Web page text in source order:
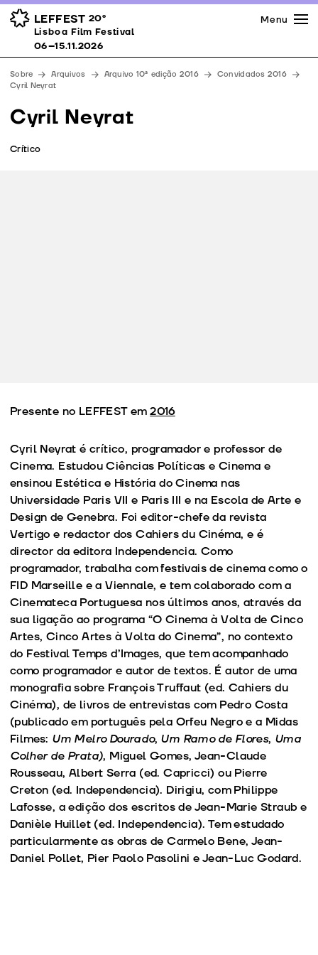
LEFFEST 20º
Lisboa Film Festival 06–15.11.2026
Prémios
Espaços
Apoios
Equipa
Downloads
Contactos
Menu
Lisboa Film Festival
06–15.11.2026
Sobre Arquivos Arquivo 10ª edição 2016
Convidados 2016
Cyril Neyrat
Cyril Neyrat
Crítico
Presente no LEFFEST em2016
Cyril Neyrat é crítico, programador e professor de
Cinema. Estudou Ciências Políticas e Cinema e
ensinou Estética e História do Cinema nas
Universidade Paris VII e Paris III e na Escola de Arte e
Design de Genebra. Foi editor-chefe da revista
Vertigo e redactor dos Cahiers du Cinéma, e é
director da editora Independencia. Como
programador, trabalha com festivais de cinema como o
FID Marseille e a Viennale, e tem colaborado com a
Cinemateca Portuguesa nos últimos anos, através da
sua ligação ao programa “O Cinema à Volta de Cinco
Artes, Cinco Artes à Volta do Cinema”, no contexto
do Festival Temps d’Images, que tem acompanhado
como programador e autor de textos. É autor de uma
monografia sobre François Truffaut (ed. Cahiers du
Cinéma), de livros de entrevistas com Pedro Costa
(publicado em português pela Orfeu Negro e a Midas
Filmes: Um Melro Dourado, Um Ramo de Flores, Uma
Colher de Prata), Miguel Gomes, Jean-Claude
Rousseau, Albert Serra (ed. Capricci) ou Pierre
Creton (ed. Independencia). Dirigiu, com Philippe
Lafosse, a edição dos escritos de Jean-Marie Straub e
Danièle Huillet (ed. Independencia). Tem estudado
particularmente as obras de Carmelo Bene, Jean-
Daniel Pollet, Pier Paolo Pasolini e Jean-Luc Godard.